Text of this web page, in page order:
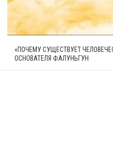
«ПОЧЕМУ СУЩЕСТВУЕТ
ОСНОВАТЕЛЯ ФАЛУНЬГУН